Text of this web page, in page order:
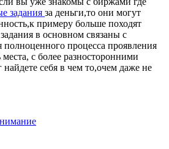
задания за деньги,то они могут
примеру больше походят
в основном связаны с
процесса проявления
места, с более разносторонними
себя в чем то,очем даже не